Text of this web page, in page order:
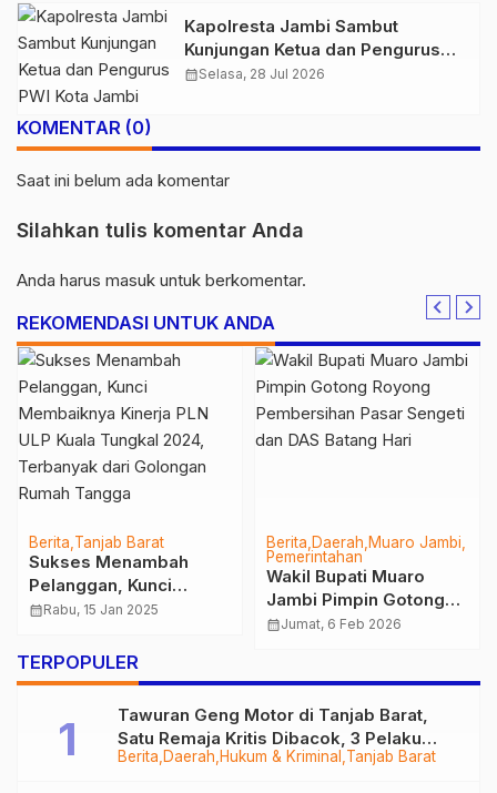
Kapolresta Jambi Sambut
Kunjungan Ketua dan Pengurus
PWI Kota Jambi Perkuat Sinergi
calendar_monthSelasa, 28 Jul 2026
KOMENTAR (0)
Saat ini belum ada komentar
Silahkan tulis komentar Anda
Anda harus masuk untuk berkomentar.
REKOMENDASI UNTUK ANDA
Berita Tanjab Barat
Sukses Menambah
Pelanggan, Kunci
Membaiknya Kinerja
2024, Terbanyak dari
Golongan Rumah
calendar_monthRabu, 15 Jan 2025
Berita Daerah Muaro Jambi
Pemerintahan
Wakil Bupati Muaro
Jambi Pimpin Gotong
Royong Pembersihan
calendar_monthJumat, 6 Feb 2026
TERPOPULER
Berita Daerah Hukum & Kriminal Tanjab Barat
Tawuran Geng Motor di Tanjab Barat,
Satu Remaja Kritis Dibacok, 3 Pelaku
Ditangkap